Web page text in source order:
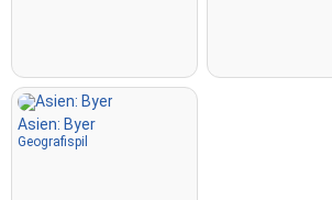
Asien: Byer
Geografispil